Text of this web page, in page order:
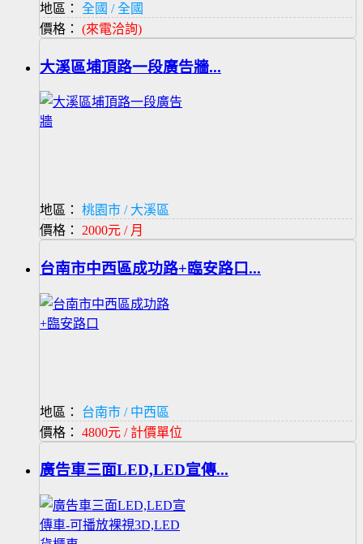
地區：
全國 / 全國
價格： (來電洽詢)
大溪區埔頂路一段廣告牆...
地區：
桃園市 / 大溪區
價格： 2000元 / 月
台南市中西區成功路+臨安路口...
地區：
台南市 / 中西區
價格： 4800元 / 計價單位
廣告車三面LED,LED宣傳...